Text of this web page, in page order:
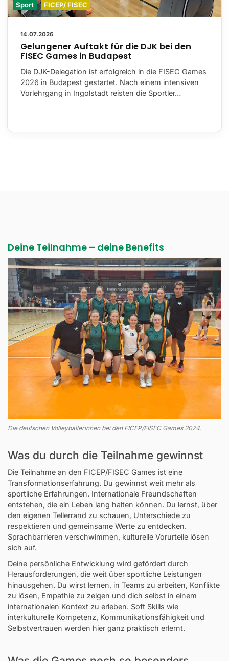
Sport FICEP/ FISEC
14.07.2026
Gelungener Auftakt für die DJK bei den
FISEC Games in Budapest
Die DJK-Delegation ist erfolgreich in die FISEC Games
2026 in Budapest gestartet. Nach einem intensiven
Vorlehrgang in Ingolstadt reisten die Sportler…
Deine Teilnahme – deine Benefits
Die deutschen Volleyballerinnen bei den FICEP/FISEC Games 2024.
Was du durch die Teilnahme gewinnst
Die Teilnahme an den FICEP/FISEC Games ist eine
Transformationserfahrung. Du gewinnst weit mehr als
sportliche Erfahrungen. Internationale Freundschaften
entstehen, die ein Leben lang halten können. Du lernst, über
den eigenen Tellerrand zu schauen, Unterschiede zu
respektieren und gemeinsame Werte zu entdecken.
Sprachbarrieren verschwimmen, kulturelle Vorurteile lösen
sich auf.
Deine persönliche Entwicklung wird gefördert durch
Herausforderungen, die weit über sportliche Leistungen
hinausgehen. Du wirst lernen, in Teams zu arbeiten, Konflikte
zu lösen, Empathie zu zeigen und dich selbst in einem
internationalen Kontext zu erleben. Soft Skills wie
interkulturelle Kompetenz, Kommunikationsfähigkeit und
Selbstvertrauen werden hier ganz praktisch erlernt.